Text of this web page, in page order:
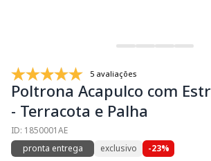
5 avaliações
Poltrona Acapulco com
- Terracota e Palha
ID: 1850001AE
pronta entrega
exclusivo -23%